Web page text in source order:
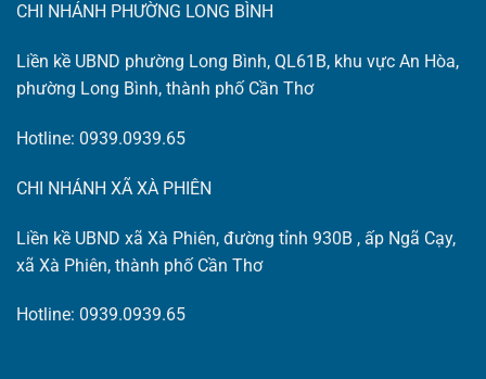
CHI NHÁNH PHƯỜNG LONG BÌNH
Liền kề UBND phường Long Bình, QL61B, khu vực An Hòa,
phường Long Bình, thành phố Cần Thơ
Hotline: 0939.0939.65
CHI NHÁNH XÃ XÀ PHIÊN
Liền kề UBND xã Xà Phiên, đường tỉnh 930B , ấp Ngã Cạy,
xã Xà Phiên, thành phố Cần Thơ
Hotline: 0939.0939.65